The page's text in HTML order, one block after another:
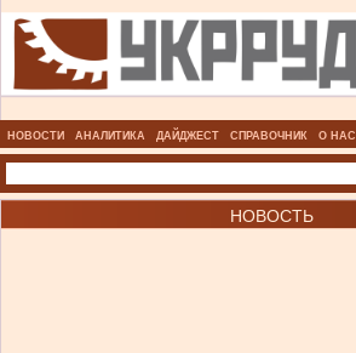
НОВОСТИ АНАЛИТИКА ДАЙДЖЕСТ СПРАВОЧНИК О НАС
НОВОСТЬ